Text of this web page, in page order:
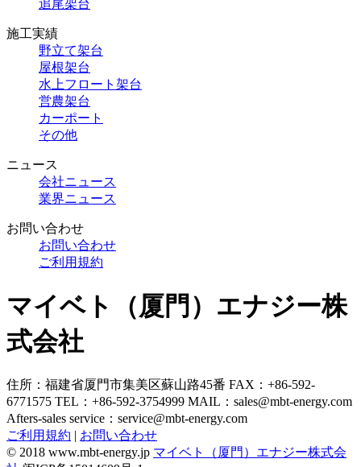
追尾架台
施工実績
野立て架台
屋根架台
水上フロート架台
営農架台
カーポート
その他
ニュース
会社ニュース
業界ニュース
お問い合わせ
お問い合わせ
ご利用規約
マイベト（厦門）エナジー株
式会社
住所：福建省厦門市集美区蘇山路45番 FAX：+86-592-
6771575 TEL：+86-592-3754999 MAIL： sales@mbt-energy.com
Afters-sales service： service@mbt-energy.com
ご利用規約 | お問い合わせ
© 2018 www.mbt-energy.jp マイベト（厦門）エナジー株式会